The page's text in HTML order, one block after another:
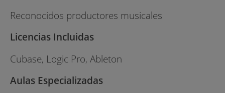
Reconocidos productores musicales
Licencias Incluidas
Cubase, Logic Pro, Ableton
Aulas Especializadas